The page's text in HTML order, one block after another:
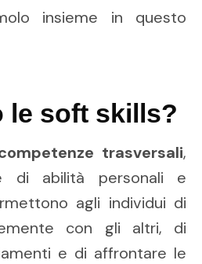
insieme in questo
le soft skills?
trasversali,
di abilità personali e
agli individui di
con gli altri, di
e di affrontare le